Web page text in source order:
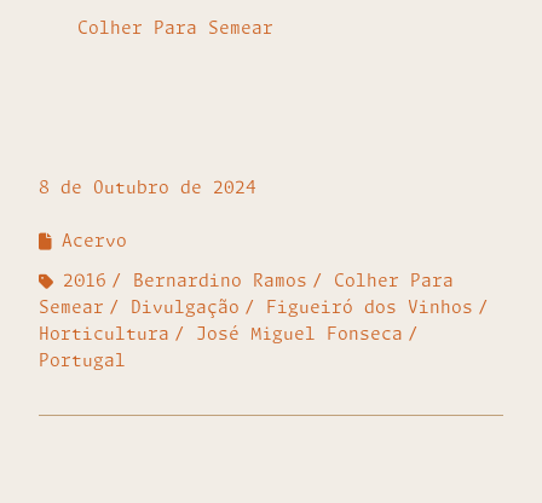
Colher Para Semear
8 de Outubro de 2024
Acervo
2016 Bernardino Ramos
Colher Para
Semear
Divulgação
Figueiró dos Vinhos
Horticultura
José Miguel Fonseca
Portugal